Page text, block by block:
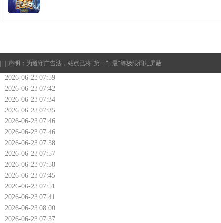
声明：为遵守广告法，站点已将"第一","最"等极限词汇屏蔽
2026-06-23 07:59
2026-06-23 07:42
2026-06-23 07:34
2026-06-23 07:35
2026-06-23 07:46
2026-06-23 07:46
2026-06-23 07:38
2026-06-23 07:57
2026-06-23 07:58
2026-06-23 07:45
2026-06-23 07:51
2026-06-23 07:41
2026-06-23 08:00
2026-06-23 07:37